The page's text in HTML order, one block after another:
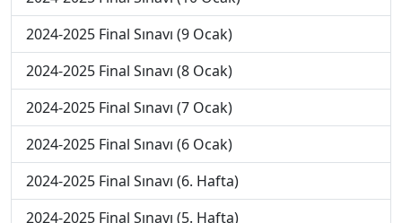
2024-2025 Final Sınavı (9 Ocak)
2024-2025 Final Sınavı (8 Ocak)
2024-2025 Final Sınavı (7 Ocak)
2024-2025 Final Sınavı (6 Ocak)
2024-2025 Final Sınavı (6. Hafta)
2024-2025 Final Sınavı (5. Hafta)